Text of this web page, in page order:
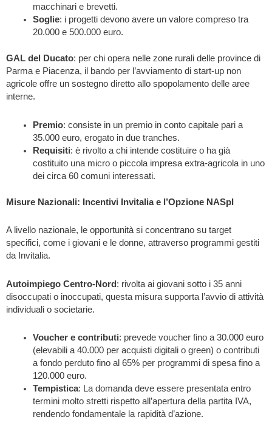
macchinari e brevetti.
Soglie: i progetti devono avere un valore compreso tra
20.000 e 500.000 euro.
GAL del Ducato: per chi opera nelle zone rurali delle province di
Parma e Piacenza, il bando per l’avviamento di start-up non
agricole offre un sostegno diretto allo spopolamento delle aree
interne.
Premio: consiste in un premio in conto capitale pari a
35.000 euro, erogato in due tranches.
Requisiti: è rivolto a chi intende costituire o ha già
costituito una micro o piccola impresa extra-agricola in uno
dei circa 60 comuni interessati.
Misure Nazionali: Incentivi Invitalia e l’Opzione NASpI
A livello nazionale, le opportunità si concentrano su target
specifici, come i giovani e le donne, attraverso programmi gestiti
da Invitalia.
Autoimpiego Centro-Nord : rivolta ai giovani sotto i 35 anni
disoccupati o inoccupati, questa misura supporta l’avvio di attività
individuali o societarie.
Voucher e contributi: prevede voucher fino a 30.000 euro
(elevabili a 40.000 per acquisti digitali o green) o contributi
a fondo perduto fino al 65% per programmi di spesa fino a
120.000 euro.
Tempistica: La domanda deve essere presentata entro
termini molto stretti rispetto all’apertura della partita IVA,
rendendo fondamentale la rapidità d’azione.